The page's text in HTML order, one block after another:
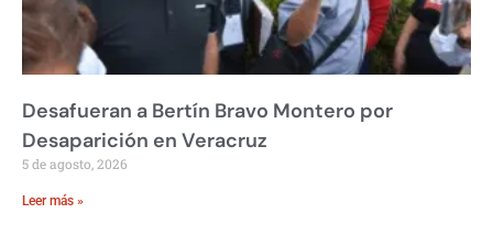
Desafueran a Bertín Bravo Montero por
Desaparición en Veracruz
5 de agosto, 2026
Leer más »